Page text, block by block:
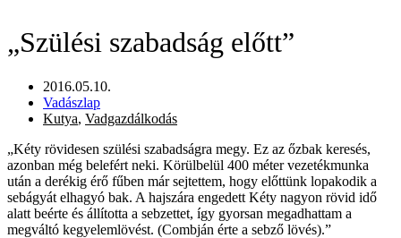
„Szülési szabadság előtt”
2016.05.10.
Vadászlap
Kutya, Vadgazdálkodás
„Kéty rövidesen szülési szabadságra megy. Ez az őzbak keresés,
azonban még belefért neki. Körülbelül 400 méter vezetékmunka
után a derékig érő fűben már sejtettem, hogy előttünk lopakodik a
sebágyát elhagyó bak. A hajszára engedett Kéty nagyon rövid idő
alatt beérte és állította a sebzettet, így gyorsan megadhattam a
megváltó kegyelemlövést. (Combján érte a sebző lövés).”